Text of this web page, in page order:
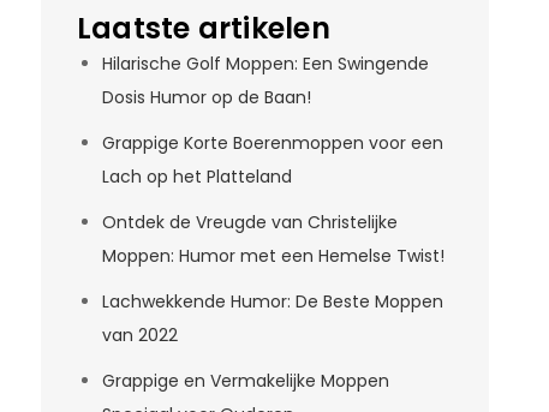
Laatste artikelen
Hilarische Golf Moppen: Een Swingende
Dosis Humor op de Baan!
Grappige Korte Boerenmoppen voor een
Lach op het Platteland
Ontdek de Vreugde van Christelijke
Moppen: Humor met een Hemelse Twist!
Lachwekkende Humor: De Beste Moppen
van 2022
Grappige en Vermakelijke Moppen